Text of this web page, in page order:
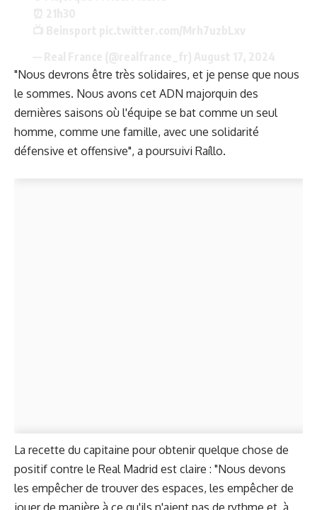
"Nous devrons être très solidaires, et je pense que nous
le sommes. Nous avons cet ADN majorquin des
dernières saisons où l'équipe se bat comme un seul
homme, comme une famille, avec une solidarité
défensive et offensive", a poursuivi Raíllo.
La recette du capitaine pour obtenir quelque chose de
positif contre le Real Madrid est claire : "Nous devons
les empêcher de trouver des espaces, les empêcher de
jouer de manière à ce qu'ils n'aient pas de rythme et, à